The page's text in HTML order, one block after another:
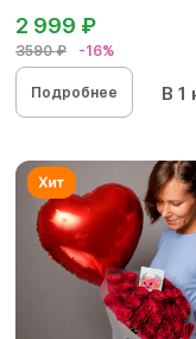
3590 ₽ -16%
2 999 ₽
Подробнее В 1